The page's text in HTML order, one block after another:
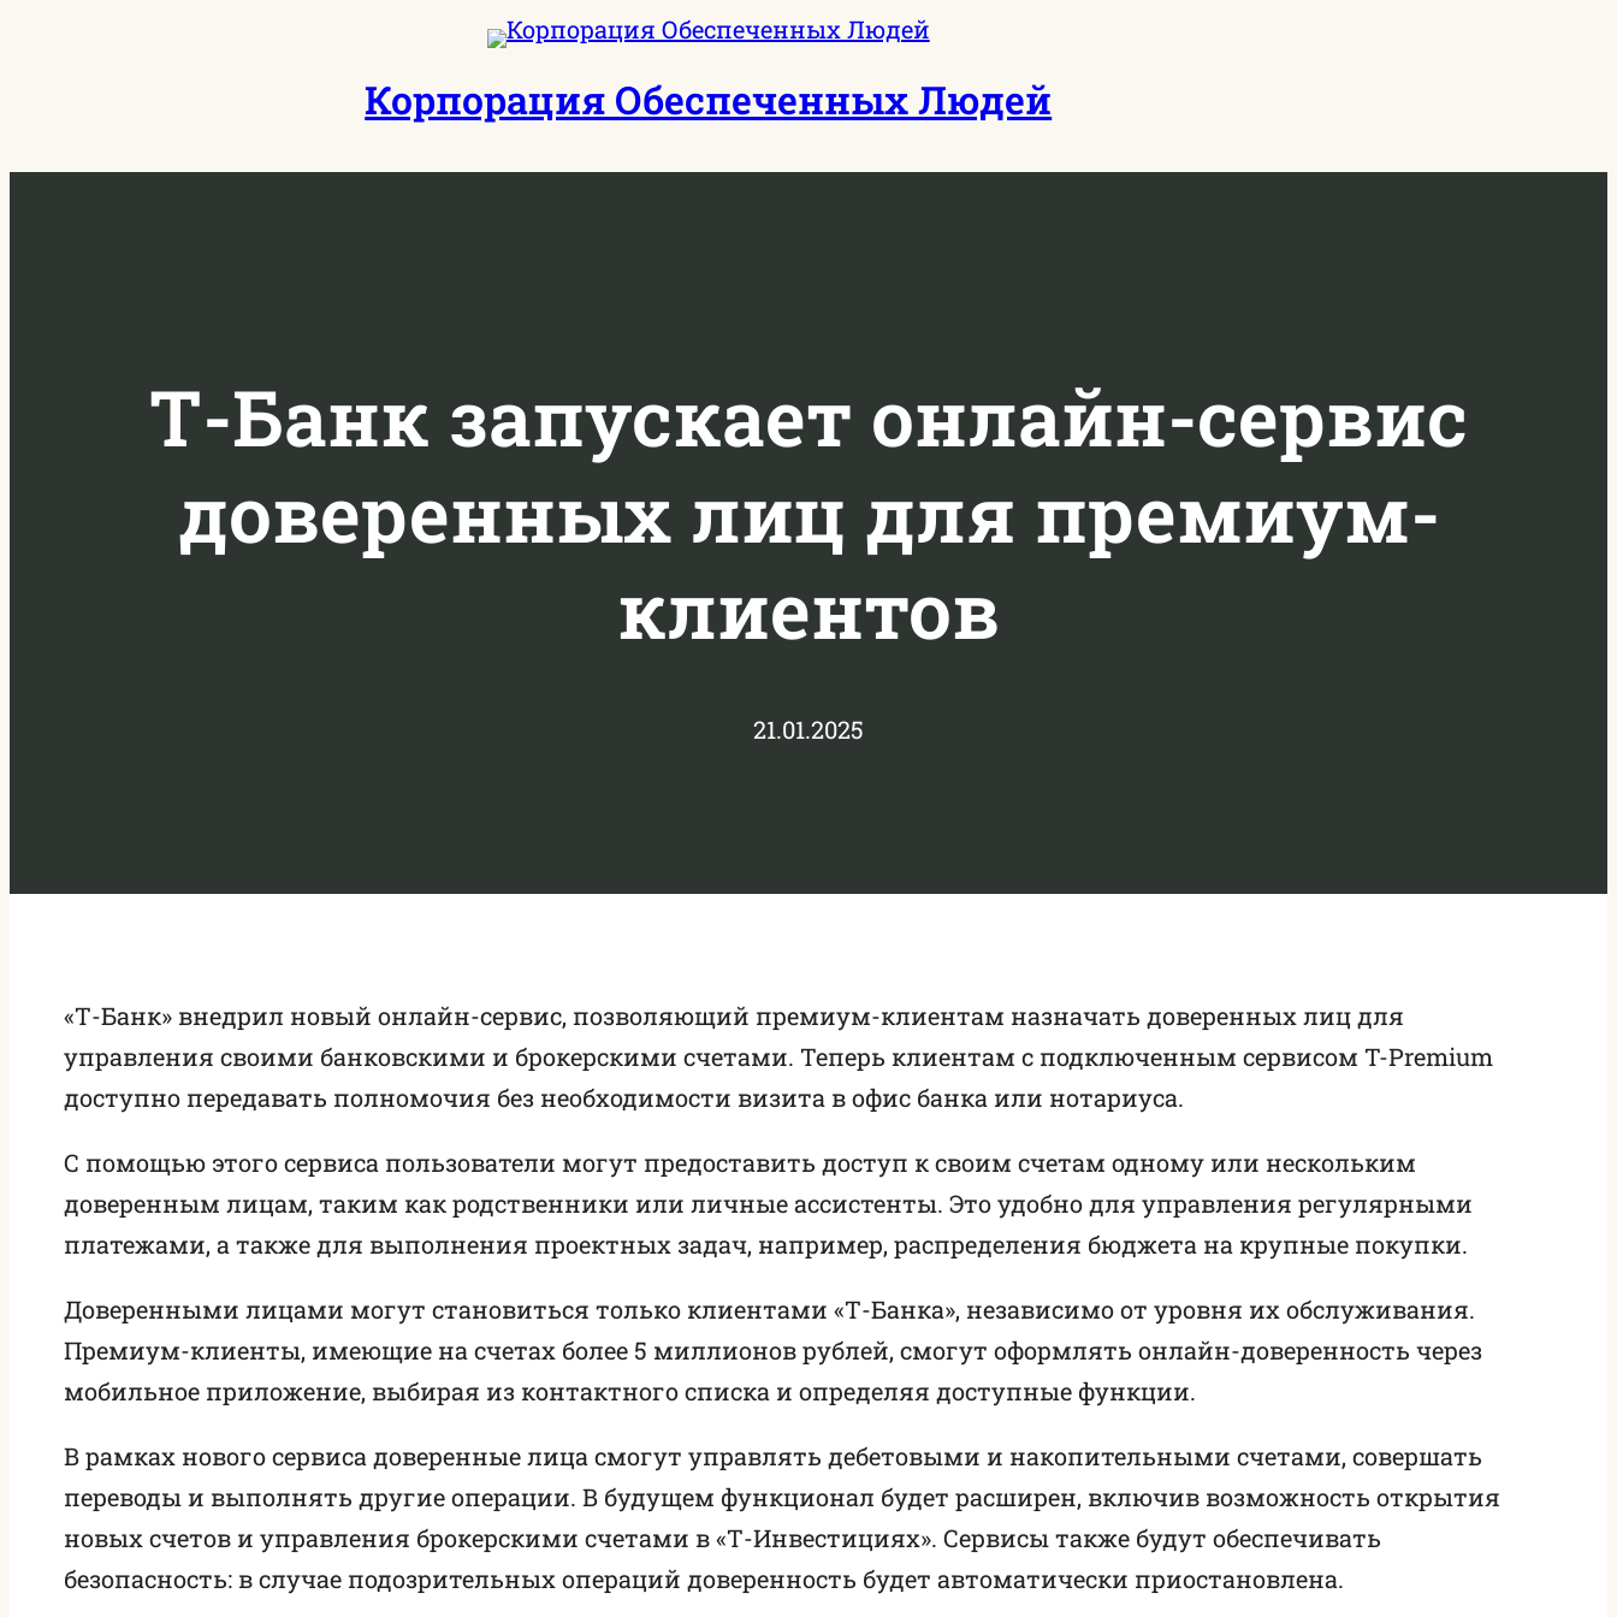
Корпорация Обеспеченных Людей
Т-Банк запускает онлайн-сервис
доверенных лиц для премиум-
клиентов
21.01.2025
«Т-Банк» внедрил новый онлайн-сервис, позволяющий премиум-клиентам назначать доверенных лиц для
управления своими банковскими и брокерскими счетами. Теперь клиентам с подключенным сервисом T-Premium
доступно передавать полномочия без необходимости визита в офис банка или нотариуса.
С помощью этого сервиса пользователи могут предоставить доступ к своим счетам одному или нескольким
доверенным лицам, таким как родственники или личные ассистенты. Это удобно для управления регулярными
платежами, а также для выполнения проектных задач, например, распределения бюджета на крупные покупки.
Доверенными лицами могут становиться только клиентами «Т-Банка», независимо от уровня их обслуживания.
Премиум-клиенты, имеющие на счетах более 5 миллионов рублей, смогут оформлять онлайн-доверенность через
мобильное приложение, выбирая из контактного списка и определяя доступные функции.
В рамках нового сервиса доверенные лица смогут управлять дебетовыми и накопительными счетами, совершать
переводы и выполнять другие операции. В будущем функционал будет расширен, включив возможность открытия
новых счетов и управления брокерскими счетами в «Т-Инвестициях». Сервисы также будут обеспечивать
безопасность: в случае подозрительных операций доверенность будет автоматически приостановлена.